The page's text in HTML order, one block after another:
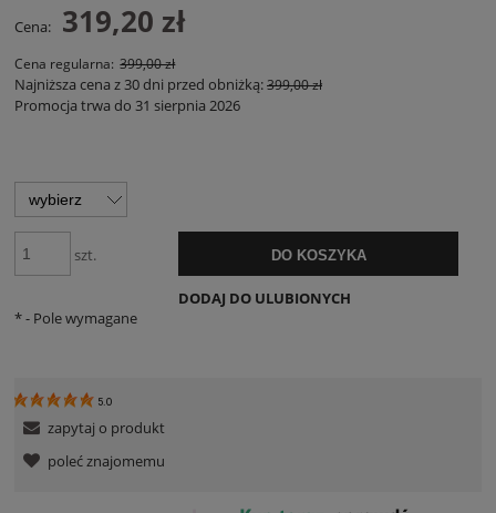
Cena: 319,20 zł
Cena regularna: 399,00 zł
Najniższa cena z 30 dni przed obniżką:399,00 zł
Promocja trwa do 31 sierpnia 2026
szt. DO KOSZYKA
DODAJ DO ULUBIONYCH
*- Pole wymagane
5.0
zapytaj o produkt
poleć znajomemu